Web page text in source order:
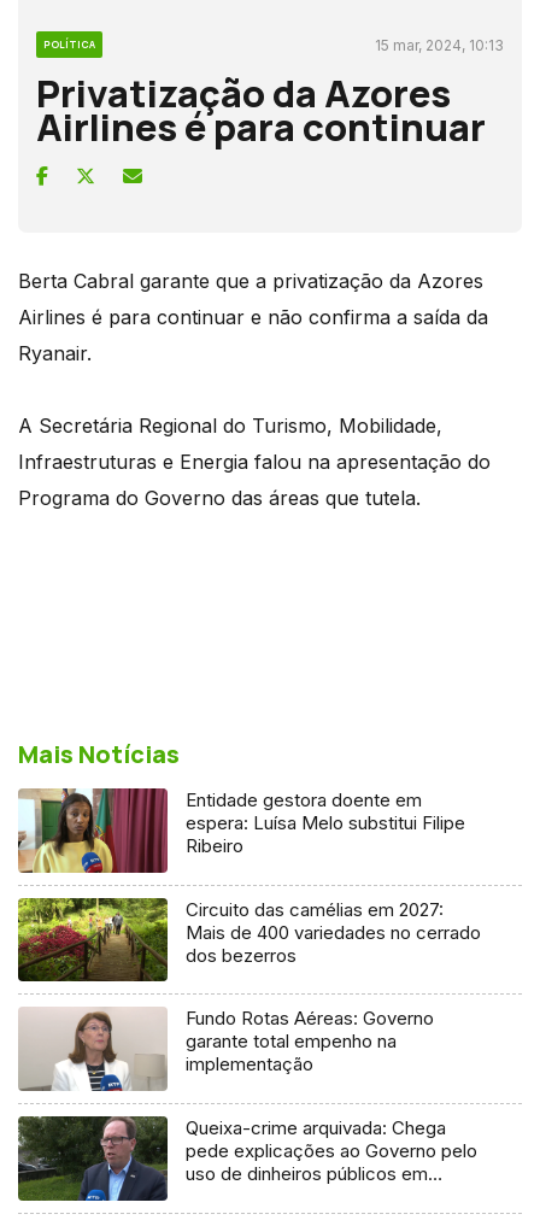
POLÍTICA 15 mar, 2024, 10:13
Privatização da Azores
Airlines é para continuar
Berta Cabral garante que a privatização da Azores
Airlines é para continuar e não confirma a saída da
Ryanair.
A Secretária Regional do Turismo, Mobilidade,
Infraestruturas e Energia falou na apresentação do
Programa do Governo das áreas que tutela.
Mais Notícias
Entidade gestora doente em
espera: Luísa Melo substitui Filipe
Ribeiro
Circuito das camélias em 2027:
Mais de 400 variedades no cerrado
dos bezerros
Fundo Rotas Aéreas: Governo
garante total empenho na
implementação
Queixa-crime arquivada: Chega
pede explicações ao Governo pelo
uso de dinheiros públicos em